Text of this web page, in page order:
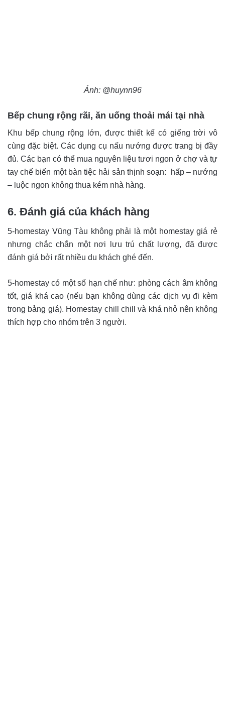
Ảnh: @huynn96
Bếp chung rộng rãi, ăn uống thoải mái tại nhà
Khu bếp chung rộng lớn, được thiết kế có giếng trời vô
cùng đặc biệt. Các dụng cụ nấu nướng được trang bị đầy
đủ. Các bạn có thể mua nguyên liệu tươi ngon ở chợ và tự
tay chế biến một bàn tiệc hải sản thịnh soạn: hấp – nướng
– luộc ngon không thua kém nhà hàng.
6. Đánh giá của khách hàng
5-homestay Vũng Tàu không phải là một homestay giá rẻ
nhưng chắc chắn một nơi lưu trú chất lượng, đã được
đánh giá bởi rất nhiều du khách ghé đến.
5-homestay có một số hạn chế như: phòng cách âm không
tốt, giá khá cao (nếu bạn không dùng các dịch vụ đi kèm
trong bảng giá). Homestay chill chill và khá nhỏ nên không
thích hợp cho nhóm trên 3 người.